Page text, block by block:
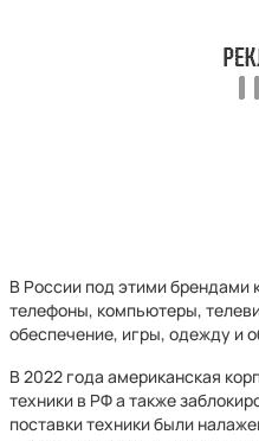
В России под этими брендами
телефоны, компьютеры,
обеспечение, игры, одежду и
В 2022 года американская
техники в РФ а также
поставки техники были